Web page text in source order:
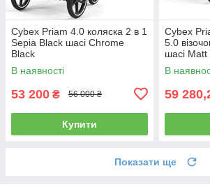
Cybex Priam 4.0 коляска 2 в 1
Sepia Black шасі Chrome
Black
В наявності
53 200 ₴ 56 000 ₴
Купити
Cybex
5.0
шасі Matt
В
59
Показати ще